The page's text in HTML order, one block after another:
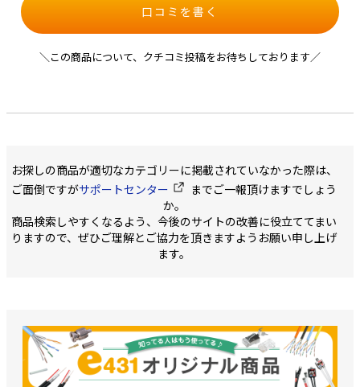
口コミを書く
＼この商品について、クチコミ投稿をお待ちしております／
お探しの商品が適切なカテゴリーに掲載されていなかった際は、
ご面倒ですがサポートセンター
までご一報頂けますでしょう
か。
商品検索しやすくなるよう、今後のサイトの改善に役立ててまい
りますので、ぜひご理解とご協力を頂きますようお願い申し上げ
ます。